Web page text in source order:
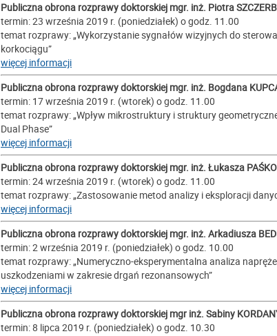
Publiczna obrona rozprawy doktorskiej mgr. inż. Piotra
termin: 23 września 2019 r. (poniedziałek) o godz. 11.00
temat rozprawy: „Wykorzystanie sygnałów wizyjnych do
korkociągu”
więcej informacji
Publiczna obrona rozprawy doktorskiej mgr. inż. Bogdana
termin: 17 września 2019 r. (wtorek) o godz. 11.00
temat rozprawy: „Wpływ mikrostruktury i struktury
Dual Phase”
więcej informacji
Publiczna obrona rozprawy doktorskiej mgr. inż. Łukasza PAŚKO
termin: 24 września 2019 r. (wtorek) o godz. 11.00
temat rozprawy: „Zastosowanie metod analizy i eksploracji
więcej informacji
Publiczna obrona rozprawy doktorskiej mgr. inż. Arkadiusza
termin: 2 września 2019 r. (poniedziałek) o godz. 10.00
temat rozprawy: „Numeryczno-eksperymentalna analiza
uszkodzeniami w zakresie drgań rezonansowych”
więcej informacji
Publiczna obrona rozprawy doktorskiej mgr inż. Sabiny
termin: 8 lipca 2019 r. (poniedziałek) o godz. 10.30